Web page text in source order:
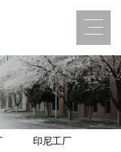
印尼工厂